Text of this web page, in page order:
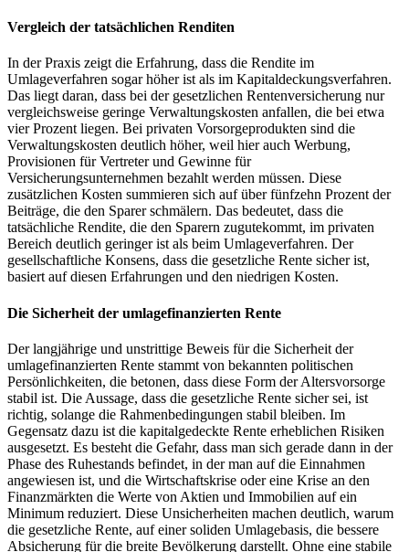
Vergleich der tatsächlichen Renditen
In der Praxis zeigt die Erfahrung, dass die Rendite im
Umlageverfahren sogar höher ist als im Kapitaldeckungsverfahren.
Das liegt daran, dass bei der gesetzlichen Rentenversicherung nur
vergleichsweise geringe Verwaltungskosten anfallen, die bei etwa
vier Prozent liegen. Bei privaten Vorsorgeprodukten sind die
Verwaltungskosten deutlich höher, weil hier auch Werbung,
Provisionen für Vertreter und Gewinne für
Versicherungsunternehmen bezahlt werden müssen. Diese
zusätzlichen Kosten summieren sich auf über fünfzehn Prozent der
Beiträge, die den Sparer schmälern. Das bedeutet, dass die
tatsächliche Rendite, die den Sparern zugutekommt, im privaten
Bereich deutlich geringer ist als beim Umlageverfahren. Der
gesellschaftliche Konsens, dass die gesetzliche Rente sicher ist,
basiert auf diesen Erfahrungen und den niedrigen Kosten.
Die Sicherheit der umlagefinanzierten Rente
Der langjährige und unstrittige Beweis für die Sicherheit der
umlagefinanzierten Rente stammt von bekannten politischen
Persönlichkeiten, die betonen, dass diese Form der Altersvorsorge
stabil ist. Die Aussage, dass die gesetzliche Rente sicher sei, ist
richtig, solange die Rahmenbedingungen stabil bleiben. Im
Gegensatz dazu ist die kapitalgedeckte Rente erheblichen Risiken
ausgesetzt. Es besteht die Gefahr, dass man sich gerade dann in der
Phase des Ruhestands befindet, in der man auf die Einnahmen
angewiesen ist, und die Wirtschaftskrise oder eine Krise an den
Finanzmärkten die Werte von Aktien und Immobilien auf ein
Minimum reduziert. Diese Unsicherheiten machen deutlich, warum
die gesetzliche Rente, auf einer soliden Umlagebasis, die bessere
Absicherung für die breite Bevölkerung darstellt. Ohne eine stabile